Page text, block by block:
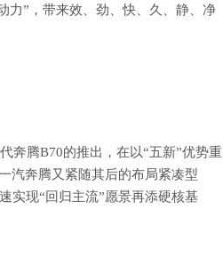
力”，带来效、劲、快、久、静、净
奔腾B70的推出，在以“五新”优势重
汽奔腾又紧随其后的布局紧凑型
实现“回归主流”愿景再添硬核基